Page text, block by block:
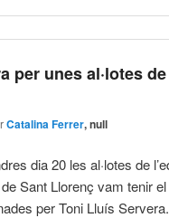
per unes al·lotes de
Catalina Ferrer, null
dia 20 les al·lotes de
Sant Llorenç vam tenir
per Toni Lluís Servera.